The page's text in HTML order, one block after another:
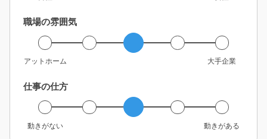
職場の雰囲気
アットホーム 大手企業
仕事の仕方
動きがない 動きがある